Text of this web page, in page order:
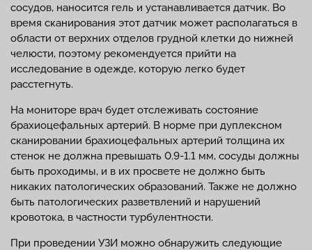
сосудов, наносится гель и устанавливается датчик. Во
время сканирования этот датчик может располагаться в
области от верхних отделов грудной клетки до нижней
челюсти, поэтому рекомендуется прийти на
исследование в одежде, которую легко будет
расстегнуть.
На мониторе врач будет отслеживать состояние
брахиоцефальных артерий. В норме при дуплексном
сканировании брахиоцефальных артерий толщина их
стенок не должна превышать 0.9-1.1 мм, сосуды должны
быть проходимы, и в их просвете не должно быть
никаких патологических образований. Также не должно
быть патологических разветвлений и нарушений
кровотока, в частности турбулентности.
При проведении УЗИ можно обнаружить следующие